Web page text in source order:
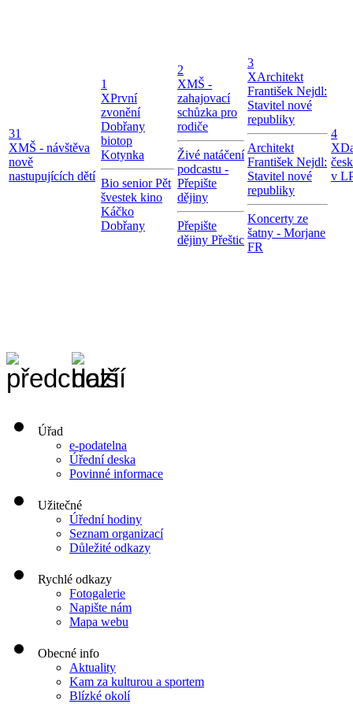
31
XMŠ - návštěva
nově
nastupujících dětí
1
XPrvní
zvonění
Dobřany
biotop
Kotynka
Bio senior Pět
švestek kino
Káčko
Dobřany
2
XMŠ -
zahajovací
schůzka pro
rodiče
Živé natáčení
podcastu -
Přepište
dějiny
Přepište
dějiny Přeštic
3
XArchitekt
František Nejdl:
Stavitel nové
republiky
Architekt
František Nejdl:
Stavitel nové
republiky
Koncerty ze
šatny - Morjane
FR
4
X
v
Úřad
e-podatelna
Úřední deska
Povinné informace
Užitečné
Úřední hodiny
Seznam organizací
Důležité odkazy
Rychlé odkazy
Fotogalerie
Napište nám
Mapa webu
Obecné info
Aktuality
Kam za kulturou a sportem
Blízké okolí